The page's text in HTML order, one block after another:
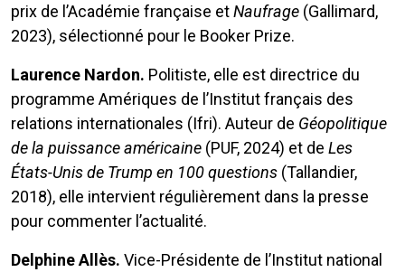
prix de l’Académie française etNaufrage (Gallimard,
2023), sélectionné pour le Booker Prize.
Laurence Nardon. Politiste, elle est directrice du
programme Amériques de l’Institut français des
relations internationales (Ifri). Auteur de Géopolitique
de la puissance américaine (PUF, 2024) et de Les
États-Unis de Trump en 100 questions (Tallandier,
2018), elle intervient régulièrement dans la presse
pour commenter l’actualité.
Delphine Allès. Vice-Présidente de l’Institut national